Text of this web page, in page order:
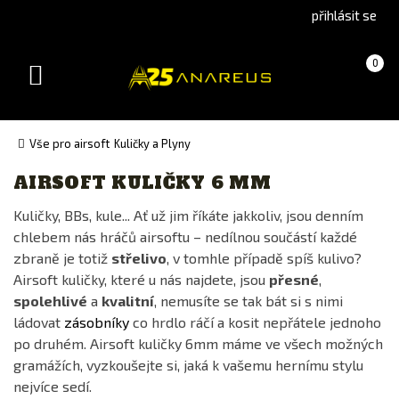
version(Slovak)
přihlásit se
Košík 0
(prázdný)
Toggle
Vše pro airsoft Kuličky a Plyny
Výrobce
ASG
BLS
EDGE ULTRA by SA
GUARDER
NOVRITSCH
Specna Arms
AIRSOFT KULIČKY 6 MM
Kuličky, BBs, kule... Ať už jim říkáte jakkoliv, jsou denním
chlebem nás hráčů airsoftu – nedílnou součástí každé
zbraně je totiž střelivo, v tomhle případě spíš kulivo?
Airsoft kuličky, které u nás najdete, jsou přesné,
spolehlivé a kvalitní, nemusíte se tak bát si s nimi
ládovat zásobníky co hrdlo ráčí a kosit nepřátele jednoho
po druhém. Airsoft kuličky 6mm máme ve všech možných
gramážích, vyzkoušejte si, jaká k vašemu hernímu stylu
nejvíce sedí.